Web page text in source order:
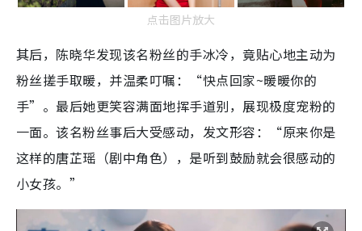
点击图片放大
其后，陈晓华发现该名粉丝的手冰冷，竟贴心地主动为
粉丝搓手取暖，并温柔叮嘱：“快点回家~暖暖你的
手”。最后她更笑容满面地挥手道别，展现极度宠粉的
一面。该名粉丝事后大受感动，发文形容：“原来你是
这样的唐芷瑶（剧中角色），是听到鼓励就会很感动的
小女孩。”